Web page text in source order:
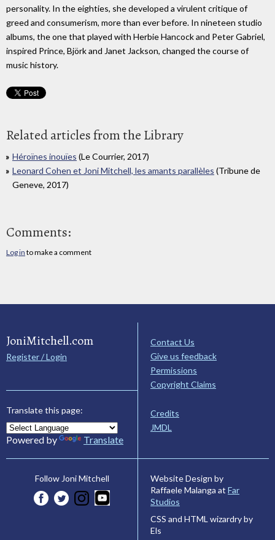
personality. In the eighties, she developed a virulent critique of
greed and consumerism, more than ever before. In nineteen studio
albums, the one that played with Herbie Hancock and Peter Gabriel,
inspired Prince, Björk and Janet Jackson, changed the course of
music history.
Related articles from the Library
Héroïnes inouïes (Le Courrier, 2017)
Leonard Cohen et Joni Mitchell, les amants parallèles (Tribune de
Geneve, 2017)
Comments:
Log in to make a comment
JoniMitchell.com
Register / Login
Translate this page:
Powered by Translate
Contact Us
Give us feedback
Permissions
Copyright Claims
Credits
JMDL
Follow Joni Mitchell
Website Design by
Raffaele Malanga at Far
Studios
CSS and HTML wizardry by
Els